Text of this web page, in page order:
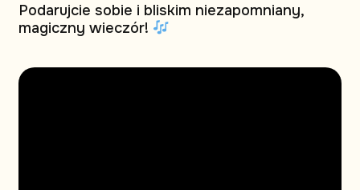
Podarujcie sobie i bliskim niezapomniany,
magiczny wieczór!